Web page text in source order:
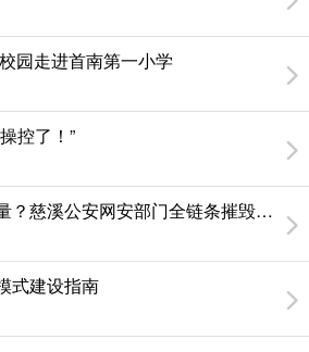
园走进首南第一小学
控了！”
？慈溪公安网安部门全链条摧毁一“网
式建设指南